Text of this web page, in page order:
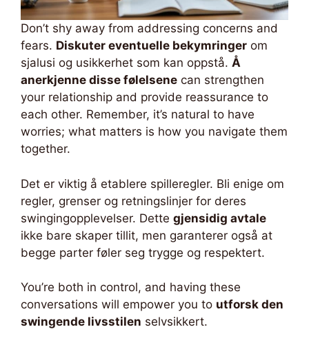
Don’t shy away from addressing concerns and
fears. Diskuter eventuelle bekymringer om
sjalusi og usikkerhet som kan oppstå. Å
anerkjenne disse følelsene can strengthen
your relationship and provide reassurance to
each other. Remember, it’s natural to have
worries; what matters is how you navigate them
together.
Det er viktig å etablere spilleregler. Bli enige om
regler, grenser og retningslinjer for deres
swingingopplevelser. Dette gjensidig avtale
ikke bare skaper tillit, men garanterer også at
begge parter føler seg trygge og respektert.
You’re both in control, and having these
conversations will empower you to utforsk den
swingende livsstilen selvsikkert.